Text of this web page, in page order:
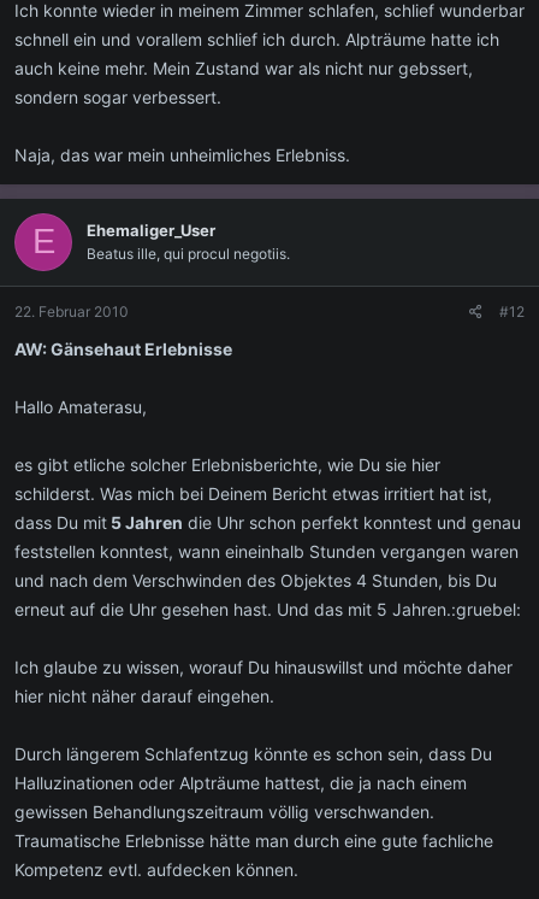
Ich konnte wieder in meinem Zimmer schlafen, schlief wunderbar
schnell ein und vorallem schlief ich durch. Alpträume hatte ich
auch keine mehr. Mein Zustand war als nicht nur gebssert,
sondern sogar verbessert.
Naja, das war mein unheimliches Erlebniss.
E Ehemaliger_User
Beatus ille, qui procul negotiis.
22. Februar 2010 #12
AW: Gänsehaut Erlebnisse
Hallo Amaterasu,
es gibt etliche solcher Erlebnisberichte, wie Du sie hier
schilderst. Was mich bei Deinem Bericht etwas irritiert hat ist,
dass Du mit 5 Jahren die Uhr schon perfekt konntest und genau
feststellen konntest, wann eineinhalb Stunden vergangen waren
und nach dem Verschwinden des Objektes 4 Stunden, bis Du
erneut auf die Uhr gesehen hast. Und das mit 5 Jahren.:gruebel:
Ich glaube zu wissen, worauf Du hinauswillst und möchte daher
hier nicht näher darauf eingehen.
Durch längerem Schlafentzug könnte es schon sein, dass Du
Halluzinationen oder Alpträume hattest, die ja nach einem
gewissen Behandlungszeitraum völlig verschwanden.
Traumatische Erlebnisse hätte man durch eine gute fachliche
Kompetenz evtl. aufdecken können.